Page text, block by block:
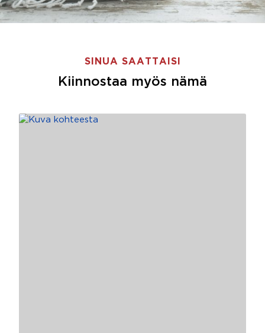
SINUA SAATTAISI
Kiinnostaa myös nämä